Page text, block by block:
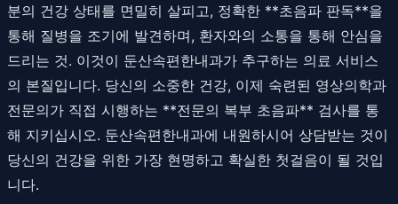
분의 건강 상태를 면밀히 살피고, 정확한 **초음파 판독**을
통해 질병을 조기에 발견하며, 환자와의 소통을 통해 안심을
드리는 것. 이것이 둔산속편한내과가 추구하는 의료 서비스
의 본질입니다. 당신의 소중한 건강, 이제 숙련된 영상의학과
전문의가 직접 시행하는 **전문의 복부 초음파** 검사를 통
해 지키십시오. 둔산속편한내과에 내원하시어 상담받는 것이
당신의 건강을 위한 가장 현명하고 확실한 첫걸음이 될 것입
니다.